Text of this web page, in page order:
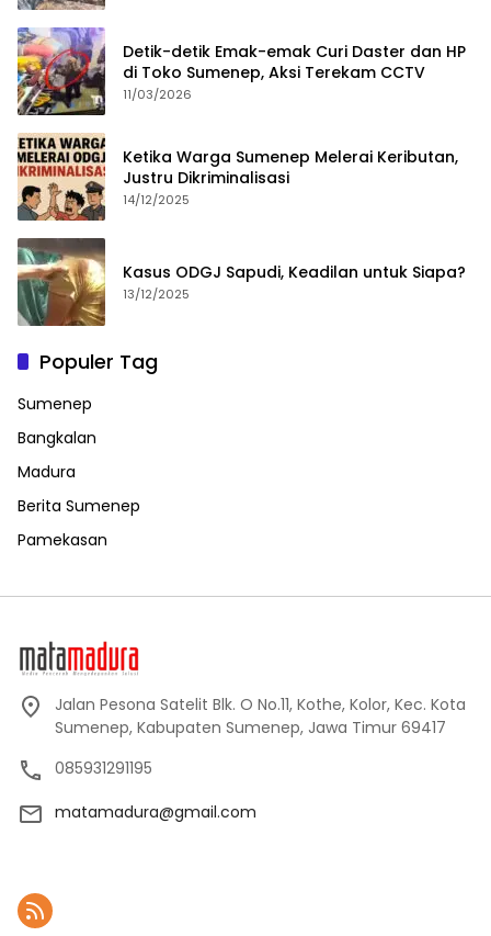
Detik-detik Emak-emak Curi Daster dan HP
di Toko Sumenep, Aksi Terekam CCTV
11/03/2026
Ketika Warga Sumenep Melerai Keributan,
Justru Dikriminalisasi
14/12/2025
Kasus ODGJ Sapudi, Keadilan untuk Siapa?
13/12/2025
Populer Tag
Sumenep
Bangkalan
Madura
Berita Sumenep
Pamekasan
Jalan Pesona Satelit Blk. O No.11, Kothe, Kolor, Kec. Kota
Sumenep, Kabupaten Sumenep, Jawa Timur 69417
085931291195
matamadura@gmail.com